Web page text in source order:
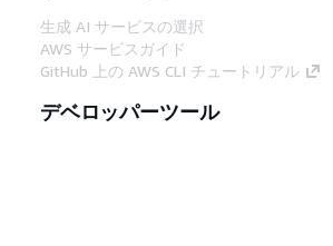
生成 AI サービスの選択
AWS サービスガイド
GitHub 上の AWS CLI チュートリアル
デベロッパーツール